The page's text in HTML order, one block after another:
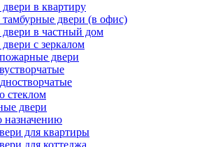
в квартиру
двери (в офис)
в частный дом
с зеркалом
двери
стеклом
двери
назначению
для квартиры
для коттеджа